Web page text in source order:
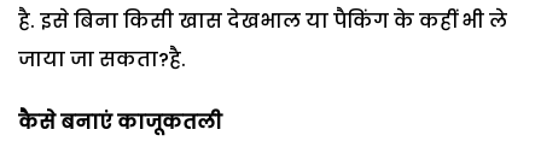
है. इसे बिना किसी खास देखभाल या पैकिंग के कहीं भी ले
जाया जा सकता?है.
कैसे बनाएं काजूकतली